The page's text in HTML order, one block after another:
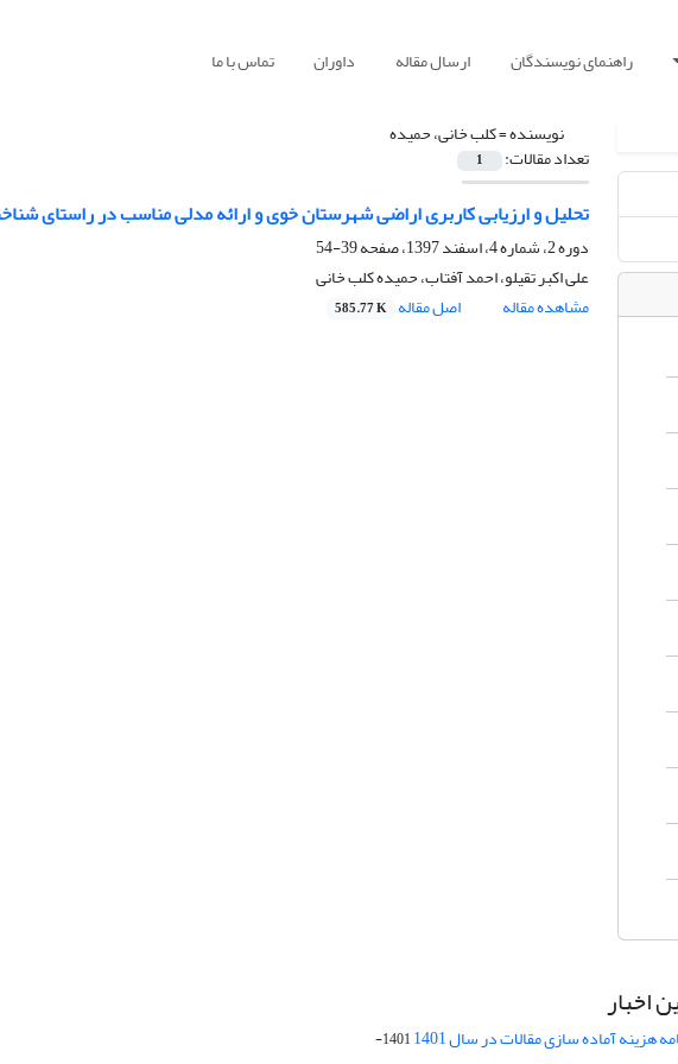
راهنمای نویسندگان ارسال مقاله داوران تماس با ما
نویسنده =کلب خانی، حمیده
تعداد مقالات: 1
تحلیل و ارزیابی کاربری اراضی شهرستان خوی و ارائه مدلی مناسب در راستای
دوره 2، شماره 4، اسفند 1397، صفحه
39-54
علی اکبر تقیلو، احمد آفتاب، حمیده کلب خانی
مشاهده مقاله
اصل مقاله 585.77 K
اخبار
هزینه آماده سازی مقالات در سال 1401
1401-